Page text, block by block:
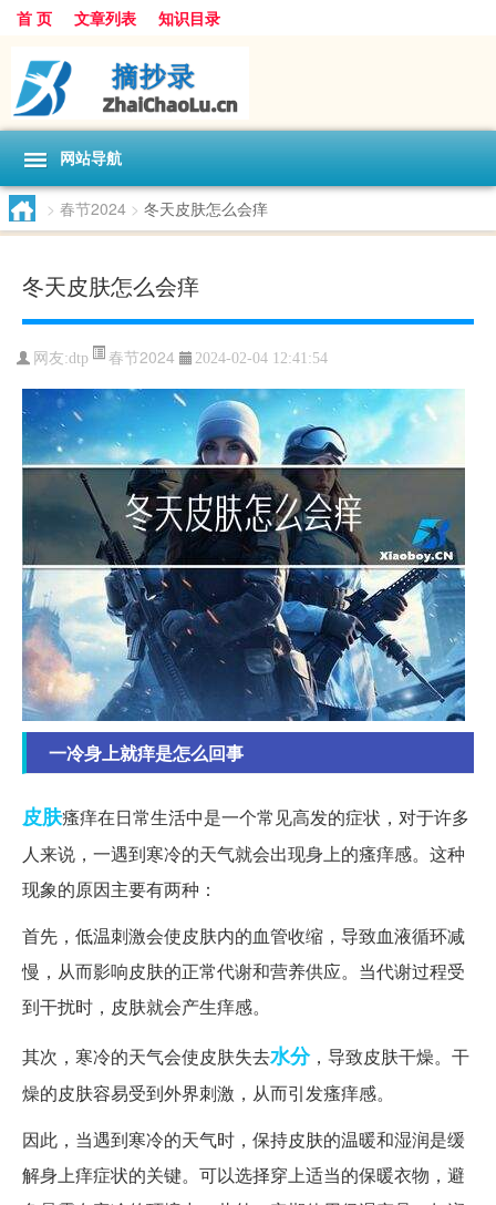
首 页 文章列表 知识目录
网站导航
> 春节2024 > 冬天皮肤怎么会痒
冬天皮肤怎么会痒
网友:dtp 春节2024 2024-02-04 12:41:54
一冷身上就痒是怎么回事
皮肤瘙痒在日常生活中是一个常见高发的症状，对于许多
人来说，一遇到寒冷的天气就会出现身上的瘙痒感。这种
现象的原因主要有两种：
首先，低温刺激会使皮肤内的血管收缩，导致血液循环减
慢，从而影响皮肤的正常代谢和营养供应。当代谢过程受
到干扰时，皮肤就会产生痒感。
其次，寒冷的天气会使皮肤失去水分，导致皮肤干燥。干
燥的皮肤容易受到外界刺激，从而引发瘙痒感。
因此，当遇到寒冷的天气时，保持皮肤的温暖和湿润是缓
解身上痒症状的关键。可以选择穿上适当的保暖衣物，避